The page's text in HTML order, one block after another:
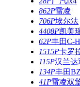
862P雷凌
706P埃尔法
4408P凯美
62P丰田C-
1515P卡罗
115P汉兰达
134P丰田
41P雷凌双